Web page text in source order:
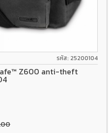
รหัส: 25200104
Z600 anti-theft